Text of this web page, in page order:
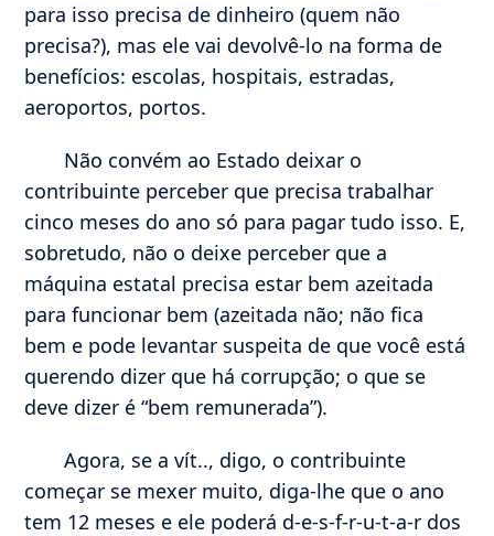
para isso precisa de dinheiro (quem não
precisa?), mas ele vai devolvê-lo na forma de
benefícios: escolas, hospitais, estradas,
aeroportos, portos.
Não convém ao Estado deixar o
contribuinte perceber que precisa trabalhar
cinco meses do ano só para pagar tudo isso. E,
sobretudo, não o deixe perceber que a
máquina estatal precisa estar bem azeitada
para funcionar bem (azeitada não; não fica
bem e pode levantar suspeita de que você está
querendo dizer que há corrupção; o que se
deve dizer é “bem remunerada”).
Agora, se a vít.., digo, o contribuinte
começar se mexer muito, diga-lhe que o ano
tem 12 meses e ele poderá d-e-s-f-r-u-t-a-r dos